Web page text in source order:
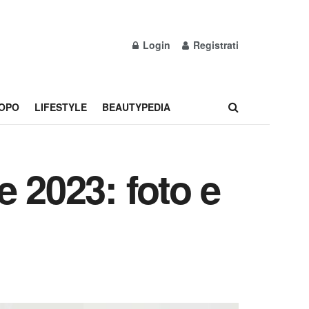
Login Registrati
LIFESTYLE BEAUTYPEDIA
2023: foto e